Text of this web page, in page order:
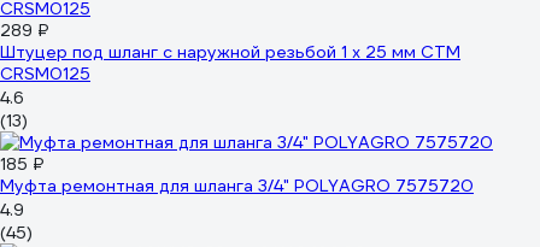
289 ₽
Штуцер под шланг с наружной резьбой 1 х 25 мм СТМ
CRSM0125
4.6
(13)
185 ₽
Муфта ремонтная для шланга 3/4" POLYAGRO 7575720
4.9
(45)